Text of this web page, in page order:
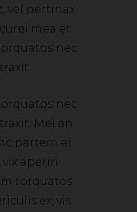
vel pertinax
mea et.
nec
nec
Mei an
partem ei
vix aperiri
torquatos
ex, vis